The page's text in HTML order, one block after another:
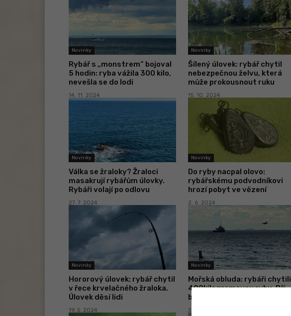
Novinky
Rybář s „monstrem“ bojoval
5 hodin: ryba vážila 300 kilo,
nevešla se do lodi
14. 11. 2024
Novinky
Šílený úlovek: rybář chytil
nebezpečnou želvu, která
může prokousnout ruku
15. 10. 2024
Novinky
Válka se žraloky? Žraloci
masakrují rybářům úlovky.
Rybáři volají po odlovu
27. 7. 2024
Novinky
Do ryby nacpal olovo:
rybářskému podvodníkovi
hrozí pobyt ve vězení
2. 6. 2024
Novinky
Hororový úlovek: rybář chytil
v řece krvelačného žraloka.
Úlovek děsí lidi
19. 5. 2024
Novinky
Mořská obluda: rybáři chytili
400kilogramovou rybu. Při
boji se střídali
3. 5. 2024